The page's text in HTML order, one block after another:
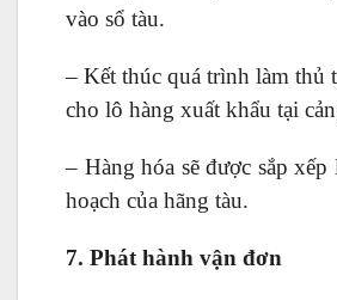
vào sổ tàu.
– Kết thúc quá trình làm thủ
cho lô hàng xuất khẩu tại
– Hàng hóa sẽ được sắp xếp
hoạch của hãng tàu.
7. Phát hành vận đơn